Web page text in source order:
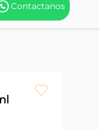
Contactanos